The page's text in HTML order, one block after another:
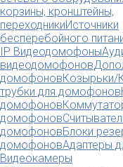
корзины, кронштейны,
переходникиИсточники
бесперебойного
IP Видеодомофоны
видеодомофонов
домофоновКозырьки/
трубки для домофонов
домофонов
домофонов
домофоновБлоки
домофоновАдаптеры
Видеокамеры